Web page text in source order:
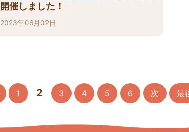
開催しました！
2023年06月02日
1 2 3 4 5 6 次 最